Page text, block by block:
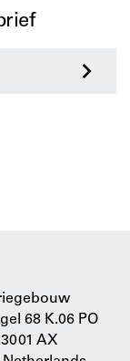
68 K.06 PO
AX